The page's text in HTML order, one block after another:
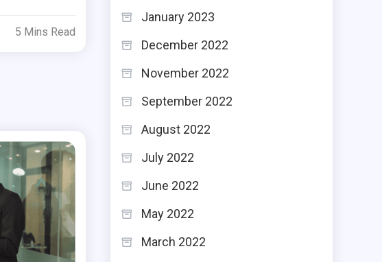
5 Mins Read
January 2023
December 2022
November 2022
September 2022
August 2022
July 2022
June 2022
May 2022
March 2022